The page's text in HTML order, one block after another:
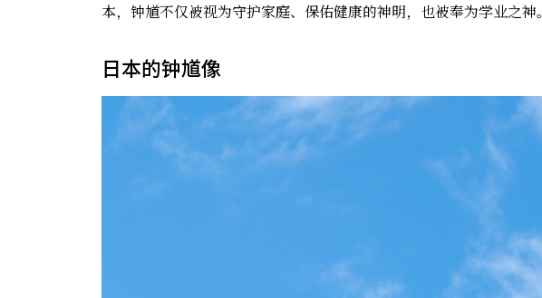
本，钟馗不仅被视为守护家庭、保佑健康的神明，也被奉为学业之神。
日本的钟馗像